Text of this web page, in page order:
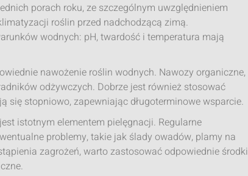
porach roku, ze szczególnym uwzględnieniem
roślin przed nadchodzącą zimą.
wodnych: pH, twardość i temperatura mają
nawożenie roślin wodnych. Nawozy organiczne,
odżywczych. Dobrze jest również stosować
się stopniowo, zapewniając długoterminowe wsparcie.
istotnym elementem pielęgnacji. Regularne
problemy, takie jak ślady owadów, plamy na
zagrożeń, warto zastosować odpowiednie środki